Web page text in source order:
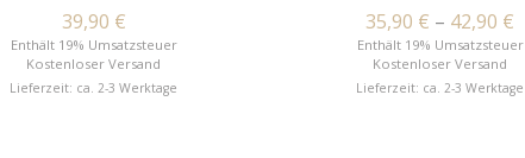
39,90 €
Enthält 19% Umsatzsteuer
Kostenloser Versand
Lieferzeit: ca. 2-3 Werktage
35,90 € – 42,90 €
Enthält 19% Umsatzsteuer
Kostenloser Versand
Lieferzeit: ca. 2-3 Werktage